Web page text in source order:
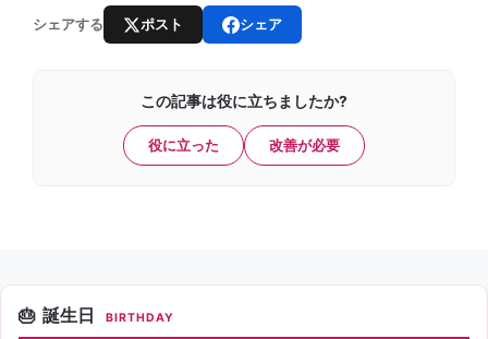
シェアする ポスト シェア
この記事は役に立ちましたか?
役に立った 改善が必要
誕生日 BIRTHDAY